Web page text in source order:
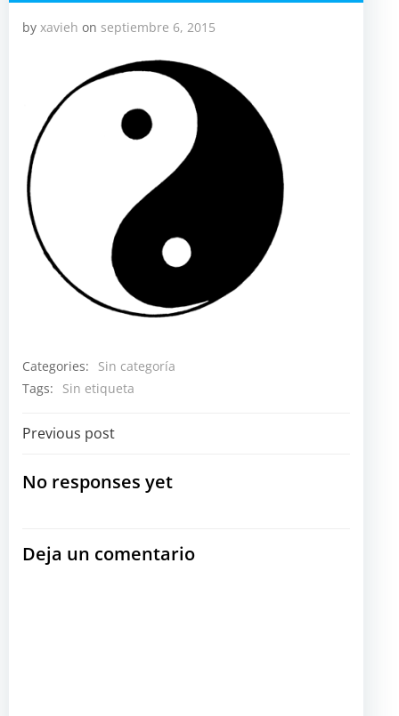
by xavieh on septiembre 6, 2015
Categories:
Sin categoría
Tags:
Sin etiqueta
Navegación
por
entradas
Previous post
No responses yet
Deja un comentario